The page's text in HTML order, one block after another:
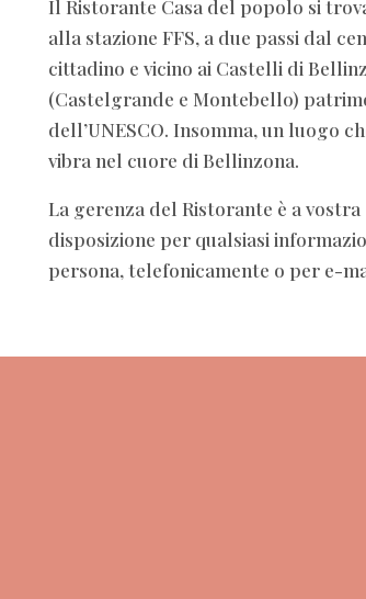
Il Ristorante Casa del popolo si
alla stazione FFS, a due passi dal
cittadino e vicino ai Castelli di
(Castelgrande e Montebello)
dell’UNESCO. Insomma, un luogo
vibra nel cuore di Bellinzona.
La gerenza del Ristorante è a vostra
disposizione per qualsiasi
persona, telefonicamente o per e-